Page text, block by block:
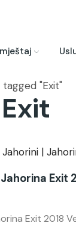
tagged "Exit"
Exit
Exit 2018